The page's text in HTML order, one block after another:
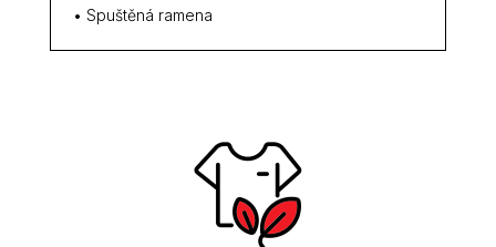
• Spuštěná ramena